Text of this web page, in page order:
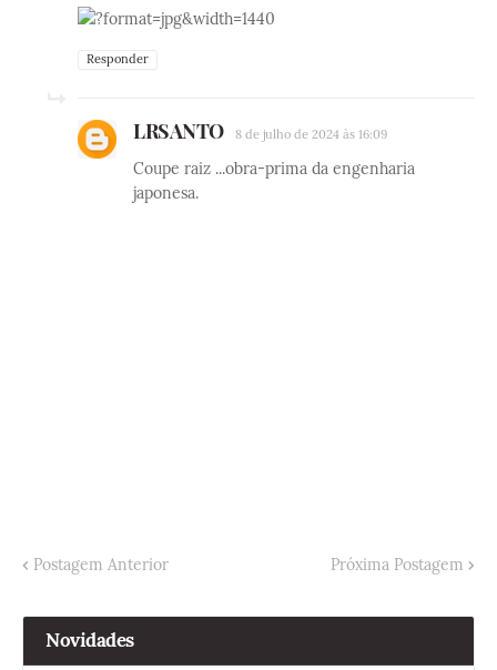
?format=jpg&width=1440
Responder
LRSANTO 8 de julho de 2024 às 16:09
Coupe raiz ...obra-prima da engenharia
japonesa.
Postagem Anterior Próxima Postagem
Novidades